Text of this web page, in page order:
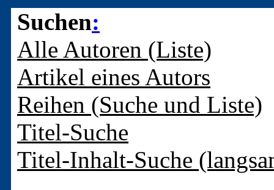
Suchen:
Alle Autoren (Liste)
Artikel eines Autors
Reihen (Suche und Liste)
Titel-Suche
Titel-Inhalt-Suche